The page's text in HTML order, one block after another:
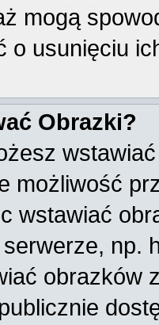
mogą
o usunięciu
Obrazki?
możliwość
wstawiać
np.
obrazków